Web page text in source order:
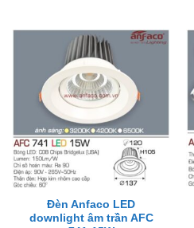
Đèn Anfaco LED
downlight âm trần AFC